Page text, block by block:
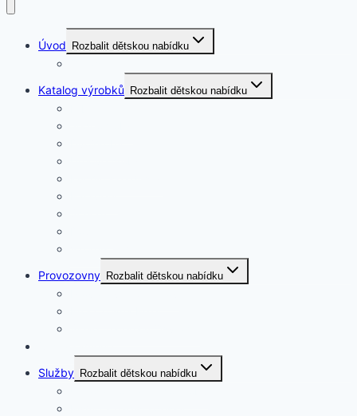
Úvod Rozbalit dětskou nabídku
Katalog výrobků
Rozbalit dětskou nabídku
Provozovny Rozbalit dětskou nabídku
Služby Rozbalit dětskou nabídku